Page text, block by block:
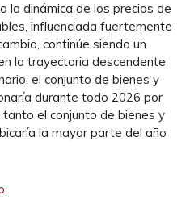
la dinámica de los precios de
influenciada fuertemente
continúe siendo un
la trayectoria descendente
el conjunto de bienes y
durante todo 2026 por
el conjunto de bienes y
la mayor parte del año